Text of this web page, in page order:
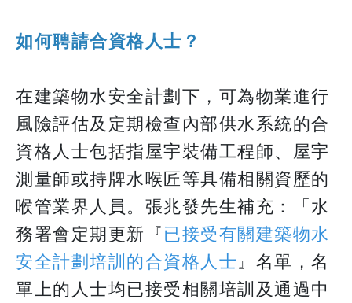
如何聘請合資格人士？
在建築物水安全計劃下，可為物業進行
風險評估及定期檢查內部供水系統的合
資格人士包括指屋宇裝備工程師、屋宇
測量師或持牌水喉匠等具備相關資歷的
喉管業界人員。張兆發先生補充：「水
務署會定期更新『已接受有關建築物水
安全計劃培訓的合資格人士』名單，名
單上的人士均已接受相關培訓及通過中